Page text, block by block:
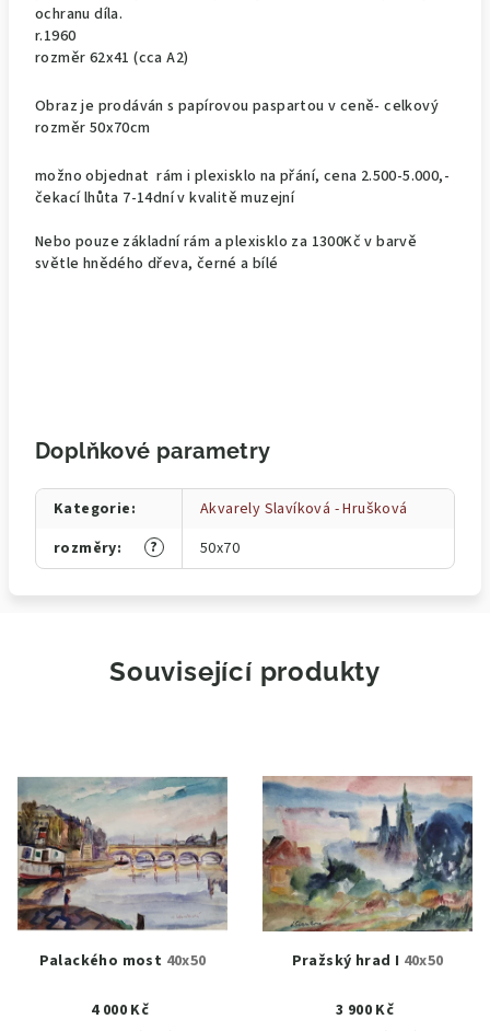
ochranu díla.
r.1960
rozměr 62x41 (cca A2)
Obraz je prodáván s papírovou paspartou v ceně- celkový
rozměr 50x70cm
možno objednat rám i plexisklo na přání, cena 2.500-5.000,-
čekací lhůta 7-14dní v kvalitě muzejní
Nebo pouze základní rám a plexisklo za 1300Kč v barvě
světle hnědého dřeva, černé a bílé
Doplňkové parametry
Kategorie:
Akvarely Slavíková - Hrušková
?
rozměry: 50x70
Související produkty
Palackého most 40x50
4 000 Kč
Pražský hrad I 40x50
3 900 Kč